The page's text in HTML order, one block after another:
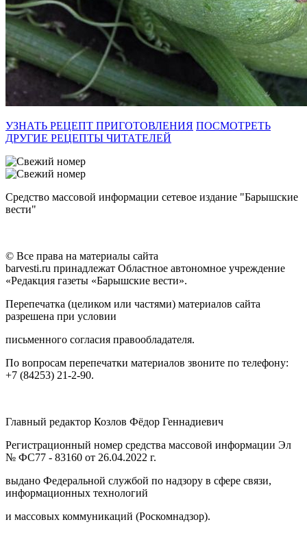
УЗНАТЬ РЕЦЕПТ ПРИГОТОВЛЕНИЯ ПОСМОТРЕТЬ
ДРУГИЕ РЕЦЕПТЫ ЧИТАТЕЛЕЙ
Средство массовой информации сетевое издание "Барышские
вести"
© Все права на материалы сайта
barvesti.ru принадлежат Областное автономное учреждение
«Редакция газеты «Барышские вести».
Перепечатка (целиком или частями) материалов сайта
разрешена при условии
письменного согласия правообладателя.
По вопросам перепечатки материалов звоните по телефону:
+7 (84253) 21-2-90.
Главный редактор Козлов Фёдор Геннадиевич
Регистрационный номер средства массовой информации Эл
№ ФС77 - 83160 от 26.04.2022 г.
выдано Федеральной службой по надзору в сфере связи,
информационных технологий
и массовых коммуникаций (Роскомнадзор).